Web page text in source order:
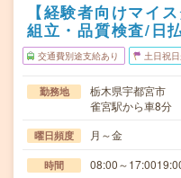
【経験者向けマイ
組立・品質検査/日
交通費別途支給あり 土日祝
勤務地
栃木県宇都宮市
雀宮駅から車8分
曜日頻度 月～金
時間 08:00～